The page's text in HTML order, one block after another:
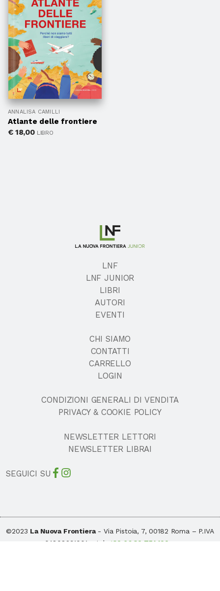
ANNALISA CAMILLI
Atlante delle frontiere
€18,00 LIBRO
LNF
LNF JUNIOR
LIBRI
AUTORI
EVENTI
CHI SIAMO
CONTATTI
CARRELLO
LOGIN
CONDIZIONI GENERALI DI VENDITA
PRIVACY & COOKIE POLICY
NEWSLETTER LETTORI
NEWSLETTER LIBRAI
SEGUICI SU
©2023 La Nuova Frontiera- Via Pistoia, 7, 00182 Roma – P.IVA
04808291001 – tel.
+39 06 39 751 129